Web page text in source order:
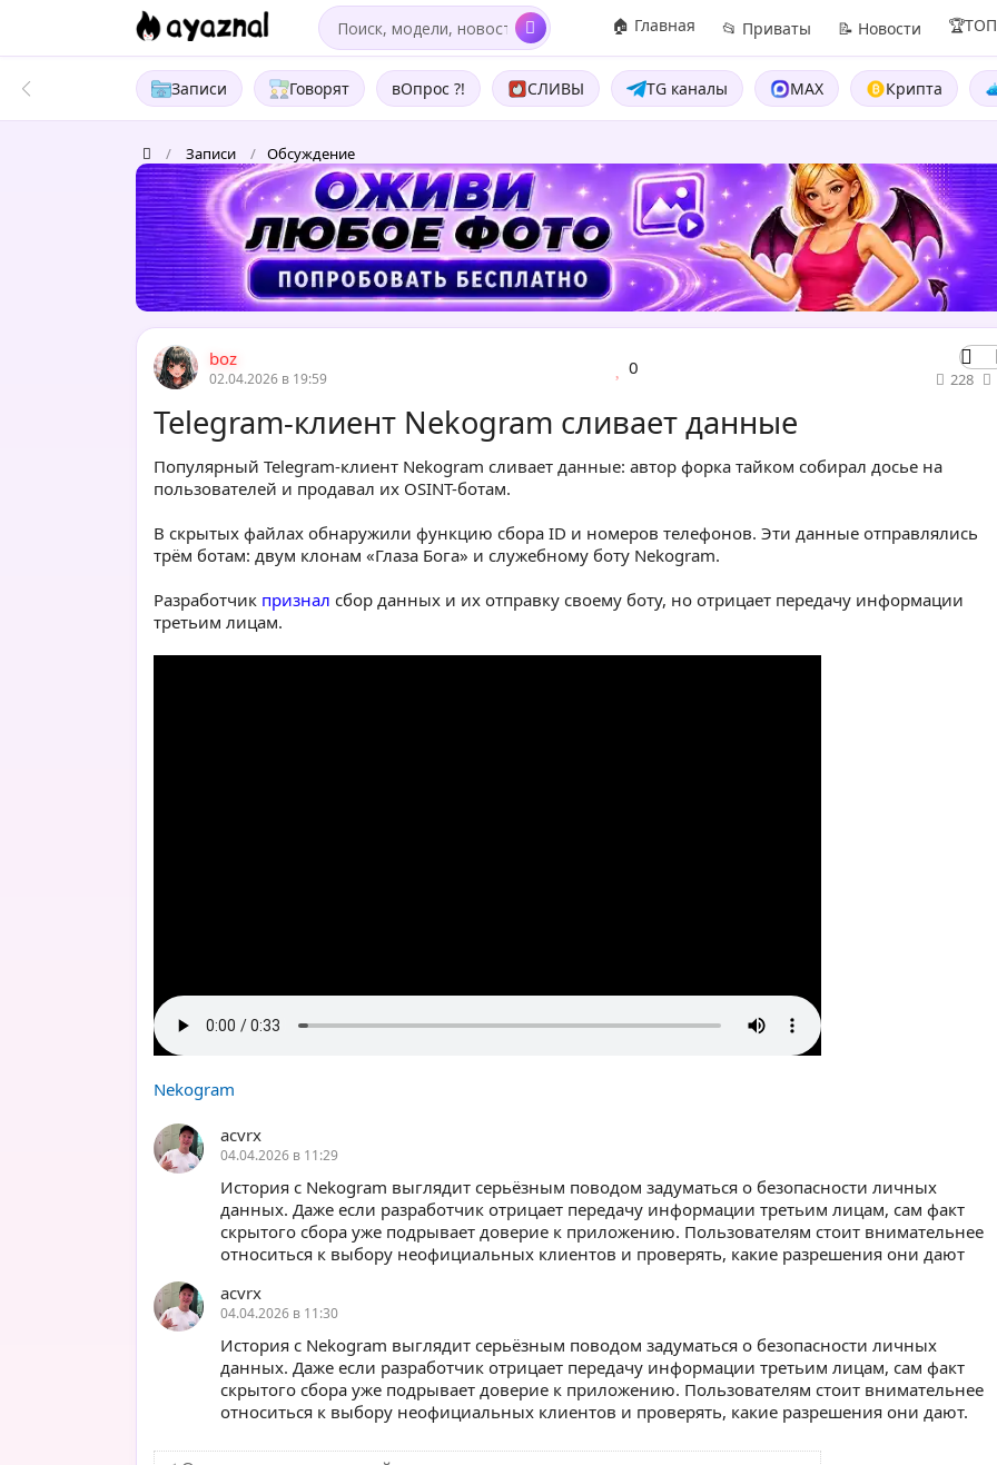
🏠 Главная 📂 Приваты 📝 Новости 🏆ТОП
Записи Говорят вОпрос ?! СЛИВЫ TG каналы MAX Крипта
/ Записи / Обсуждение
boz
02.04.2026 в 19:59 0
228
Telegram-клиент Nekogram сливает данные
Популярный Telegram-клиент Nekogram сливает данные: автор форка тайком собирал досье на
пользователей и продавал их OSINT-ботам.
В скрытых файлах обнаружили функцию сбора ID и номеров телефонов. Эти данные отправлялись
трём ботам: двум клонам «Глаза Бога» и служебному боту Nekogram.
Разработчик признал сбор данных и их отправку своему боту, но отрицает передачу информации
третьим лицам.
Nekogram
acvrx
04.04.2026 в 11:29
История с Nekogram выглядит серьёзным поводом задуматься о безопасности личных
данных. Даже если разработчик отрицает передачу информации третьим лицам, сам факт
скрытого сбора уже подрывает доверие к приложению. Пользователям стоит внимательнее
относиться к выбору неофициальных клиентов и проверять, какие разрешения они дают
acvrx
04.04.2026 в 11:30
История с Nekogram выглядит серьёзным поводом задуматься о безопасности личных
данных. Даже если разработчик отрицает передачу информации третьим лицам, сам факт
скрытого сбора уже подрывает доверие к приложению. Пользователям стоит внимательнее
относиться к выбору неофициальных клиентов и проверять, какие разрешения они дают.